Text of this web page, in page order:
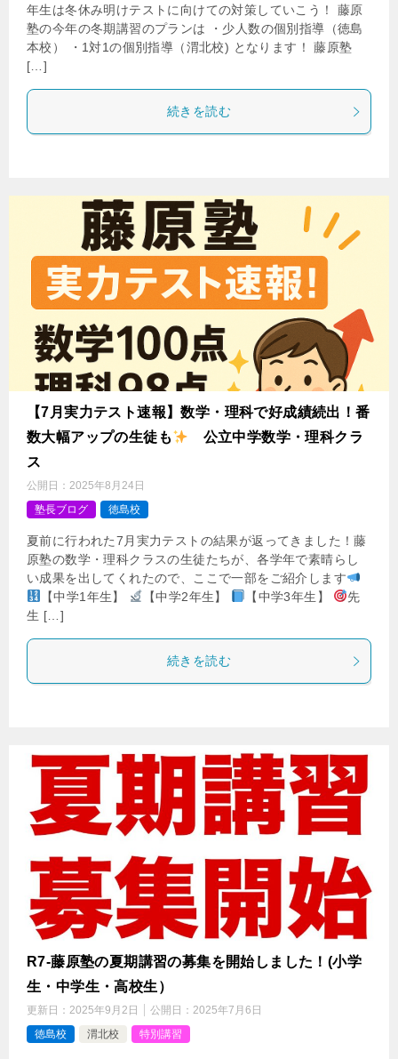
年生は冬休み明けテストに向けての対策していこう！ 藤原
塾の今年の冬期講習のプランは ・少人数の個別指導（徳島
本校） ・1対1の個別指導（渭北校) となります！ 藤原塾
[…]
続きを読む
【7月実力テスト速報】数学・理科で好成績続出！番
数大幅アップの生徒も
公立中学数学・理科クラ
ス
公開日： 2025年8月24日
塾長ブログ
徳島校
夏前に行われた7月実力テストの結果が返ってきました！藤
原塾の数学・理科クラスの生徒たちが、各学年で素晴らし
い成果を出してくれたので、ここで一部をご紹介します
【中学1年生】
【中学2年生】 【中学3年生】
先
生 […]
続きを読む
R7-藤原塾の夏期講習の募集を開始しました！(小学
生・中学生・高校生）
更新日： 2025年9月2日 公開日： 2025年7月6日
徳島校
渭北校 特別講習